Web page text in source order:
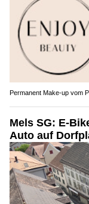
Permanent Make-up vom
Mels SG: E-
Auto auf